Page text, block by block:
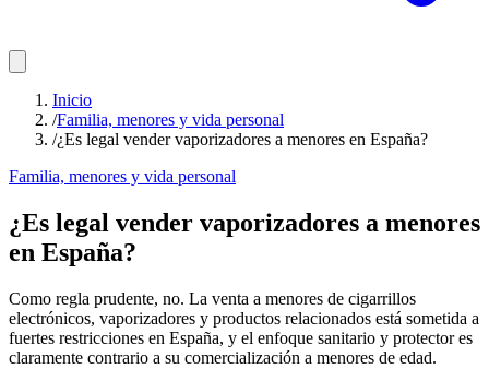
Inicio
/Familia, menores y vida personal
/¿Es legal vender vaporizadores a menores en España?
Familia, menores y vida personal
¿Es legal vender vaporizadores a menores
en España?
Como regla prudente, no. La venta a menores de cigarrillos
electrónicos, vaporizadores y productos relacionados está sometida a
fuertes restricciones en España, y el enfoque sanitario y protector es
claramente contrario a su comercialización a menores de edad.